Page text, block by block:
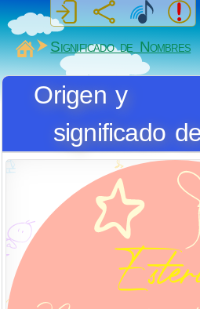
MiSabueso
Significado de Nombres
Origen y
significado